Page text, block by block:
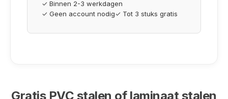
✓ Binnen 2-3 werkdagen
✓ Geen account nodig✓ Tot 3 stuks gratis
Gratis PVC stalen of laminaat stalen